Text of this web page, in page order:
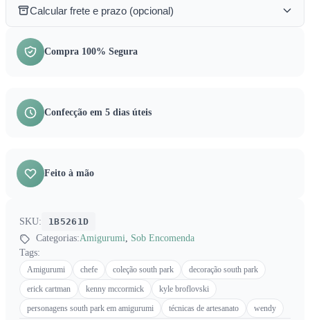
Calcular frete e prazo (opcional)
Compra 100% Segura
Confecção em 5 dias úteis
Feito à mão
SKU:
1B5261D
Categorias:Amigurumi, Sob Encomenda
Tags:
Amigurumi chefe coleção south park
decoração south park
erick cartman
kenny mccormick
kyle broflovski
personagens south park em amigurumi
técnicas de artesanato wendy